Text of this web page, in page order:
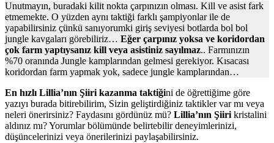
Unutmayın, buradaki kilit nokta çarpınızın olması. Kill ve asist fark
etmemekte. O yüzden aynı taktiği farklı şampiyonlar ile de
yapabilirsiniz çünkü sanıyorumki giriş seviyesi botlarda bol bol
jungle kavgaları görebiliriz… Eğer çarpınız yoksa ve koridordan
çok farm yaptıysanız kill veya asistiniz sayılmaz.. Farmınızın
%70 oranında Jungle kamplarından gelmesi gerekiyor. Kısacası
koridordan farm yapmak yok, sadece jungle kamplarından…
En hızlı Lillia’nın Şiiri kazanma taktiğini de öğrettiğime göre
yazıyı burada bitirebilirim, Sizin geliştirdiğiniz taktikler var mı veya
neleri önerirsiniz? Faydasını gördünüz mü? Lillia’nın Şiiri kristalini
aldınız mı? Yorumlar bölümünde belirtebilir deneyimlerinizi,
düşüncelerinizi veya önerilerinizi paylaşabilirsiniz.